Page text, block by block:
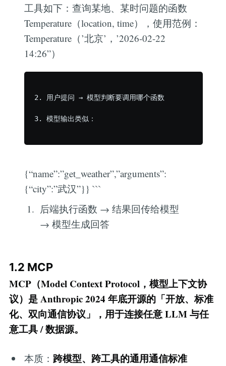
工具如下：查询某地、某时问题的函数
Temperature（location, time），使用范例：
Temperature（’北京’，’2026-02-22
14:26”）
2. 用户提问 → 模型判断要调用哪个函数
3. 模型输出类似：
{“name”:”get_weather”,”arguments”:
{“city”:”武汉”}} ```
后端执行函数 → 结果回传给模型
→ 模型生成回答
1.2 MCP
MCP（Model Context Protocol，模型上下文协
议）是 Anthropic 2024 年底开源的「开放、标准
化、双向通信协议」，用于连接任意 LLM 与任
意工具 / 数据源。
本质： 跨模型、跨工具的通用通信标准